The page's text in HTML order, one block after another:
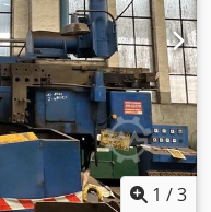
1 /3